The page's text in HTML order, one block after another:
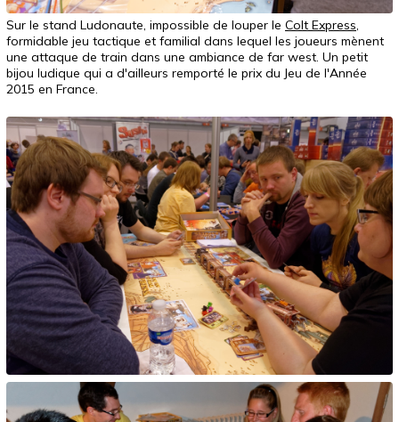
Sur le stand Ludonaute, impossible de louper le Colt Express,
formidable jeu tactique et familial dans lequel les joueurs mènent
une attaque de train dans une ambiance de far west. Un petit
bijou ludique qui a d'ailleurs remporté le prix du Jeu de l'Année
2015 en France.